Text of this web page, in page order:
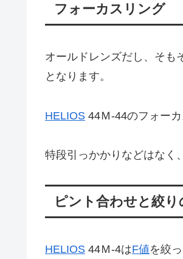
フォーカスリング
オールドレンズだし、そも
となります。
HELIOS 44Ｍ-44のフォー
特段引っかかりなどはなく、
ピント合わせと絞り
HELIOS 44Ｍ-4はF値を絞